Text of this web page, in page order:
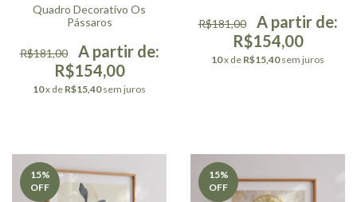
Quadro Decorativo Os
Pássaros
R$181,00
R$154,00
10x de R$15,40 sem juros
R$181,00
R$154,00
10x de R$15,40 sem juros
15%
OFF
15%
OFF